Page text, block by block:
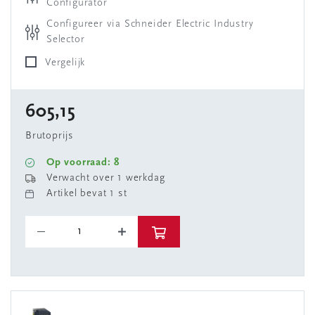
Configurator
Configureer via Schneider Electric Industry
Selector
Vergelijk
605,15
Brutoprijs
Op voorraad: 8
Verwacht over 1 werkdag
Artikel bevat 1 st